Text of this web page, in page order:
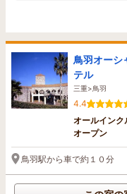
鳥羽オーシ
テル
三重>鳥羽
4.4
オールインク
オープン
鳥羽駅から車で約１０分